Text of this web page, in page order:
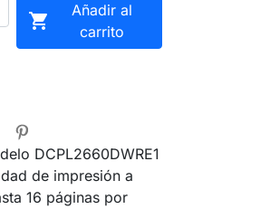

Añadir al
carrito
DCPL2660DWRE1
de impresión a
16 páginas por